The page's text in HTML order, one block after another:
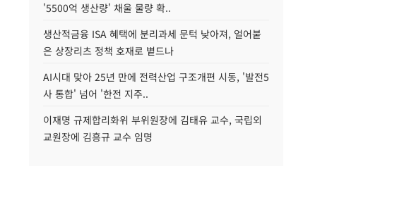
'5500억 생산량' 채울 물량 확..
생산적금융 ISA 혜택에 분리과세 문턱 낮아져, 얼어붙
은 상장리츠 정책 호재로 볕드나
AI시대 맞아 25년 만에 전력산업 구조개편 시동, '발전5
사 통합' 넘어 '한전 지주..
이재명 규제합리화위 부위원장에 김태유 교수, 국립외
교원장에 김흥규 교수 임명